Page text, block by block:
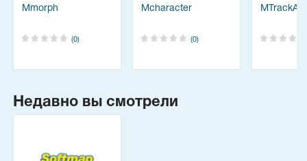
Mmorph
(0)
Mcharacter
(0)
Недавно вы смотрели